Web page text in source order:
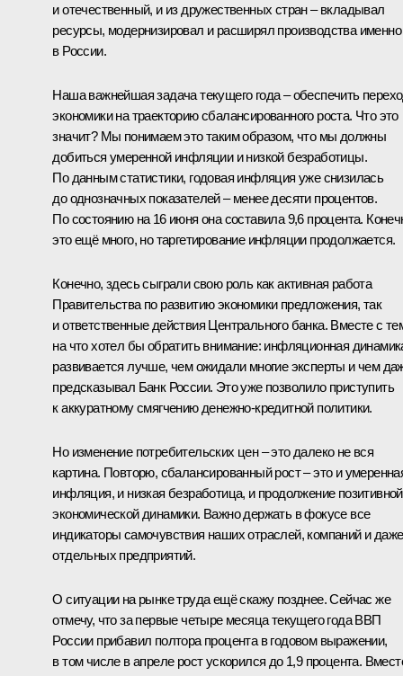
и отечественный, и из дружественных стран – вкладывал
ресурсы, модернизировал и расширял производства именно
в России.
Наша важнейшая задача текущего года – обеспечить
экономики на траекторию сбалансированного роста. Что это
значит? Мы понимаем это таким образом, что мы должны
добиться умеренной инфляции и низкой безработицы.
По данным статистики, годовая инфляция уже снизилась
до однозначных показателей – менее десяти процентов.
По состоянию на 16 июня она составила 9,6 процента.
это ещё много, но таргетирование инфляции продолжается.
Конечно, здесь сыграли свою роль как активная работа
Правительства по развитию экономики предложения, так
и ответственные действия Центрального банка. Вместе с
на что хотел бы обратить внимание: инфляционная
развивается лучше, чем ожидали многие эксперты и чем
предсказывал Банк России. Это уже позволило приступить
к аккуратному смягчению денежно-кредитной политики.
Но изменение потребительских цен – это далеко не вся
картина. Повторю, сбалансированный рост – это и
инфляция, и низкая безработица, и продолжение позитивной
экономической динамики. Важно держать в фокусе все
индикаторы самочувствия наших отраслей, компаний и даже
отдельных предприятий.
О ситуации на рынке труда ещё скажу позднее. Сейчас же
отмечу, что за первые четыре месяца текущего года ВВП
России прибавил полтора процента в годовом выражении,
в том числе в апреле рост ускорился до 1,9 процента.